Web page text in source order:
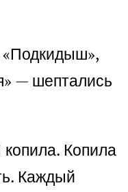
— шептались
Копила
Каждый